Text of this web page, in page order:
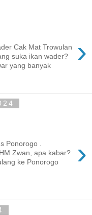
›
Cak Mat Trowulan
suka ikan wader?
yang banyak
›
Ponorogo .
Zwan, apa kabar?
ke Ponorogo